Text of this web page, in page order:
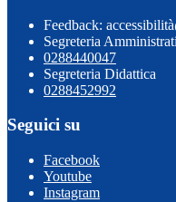
Feedback:
Segreteria
0288440047
Segreteria Didattica
0288452992
Seguici su
Facebook
Youtube
Instagram